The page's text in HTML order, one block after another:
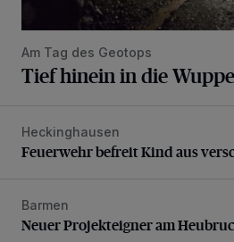
Am Tag des Geotops
Tief hinein in die
Feuerwehr befreit Kind aus
Heckinghausen
Feuerwehr befreit Kind aus
Neuer Projekteigner am Heubruch
Barmen
Neuer Projekteigner am